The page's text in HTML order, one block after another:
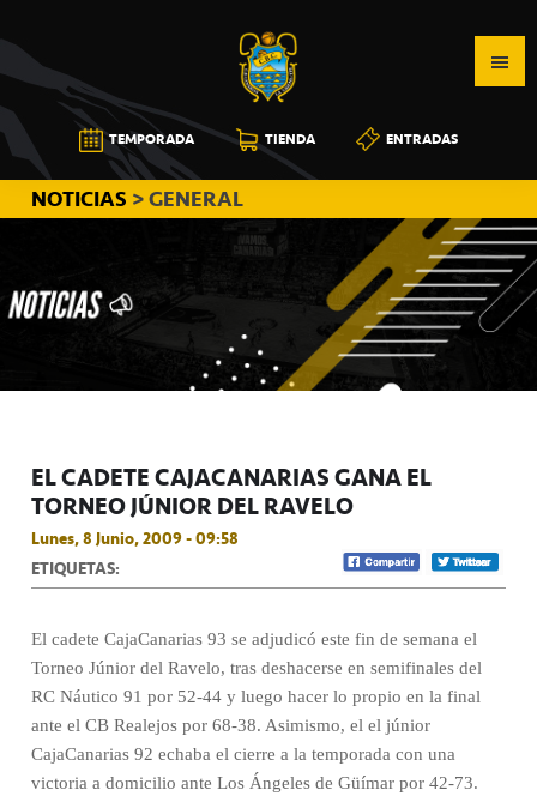
a
la
navegación
principal
al
contenido
principal
a
la
barra
lateral
principal
CB
CANARIAS
TEMPORADA TIENDA ENTRADAS
NOTICIAS > GENERAL
EL CADETE CAJACANARIAS GANA EL
TORNEO JÚNIOR DEL RAVELO
Lunes, 8 Junio, 2009 - 09:58
ETIQUETAS:
El cadete CajaCanarias 93 se adjudicó este fin de semana el
Torneo Júnior del Ravelo, tras deshacerse en semifinales del
RC Náutico 91 por 52-44 y luego hacer lo propio en la final
ante el CB Realejos por 68-38. Asimismo, el el júnior
CajaCanarias 92 echaba el cierre a la temporada con una
victoria a domicilio ante Los Ángeles de Güímar por 42-73.